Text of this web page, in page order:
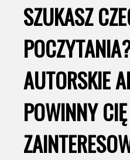
SZUKASZ
AUTORSKIE
POWINNY CIĘ